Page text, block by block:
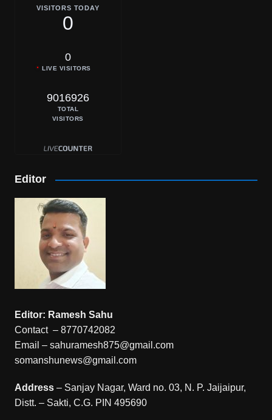
VISITORS TODAY
0
0
LIVE VISITORS
9016926
TOTAL
VISITORS
Editor
Editor: Ramesh Sahu
Contact – 8770742082
Email – sahuramesh875@gmail.com
somanshunews@gmail.com
Address– Sanjay Nagar, Ward no. 03, N. P. Jaijaipur,
Distt. – Sakti, C.G. PIN 495690